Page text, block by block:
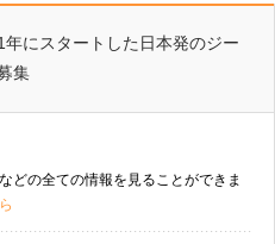
年にスタートした日本発のジー
集
どの全ての情報を見ることができま